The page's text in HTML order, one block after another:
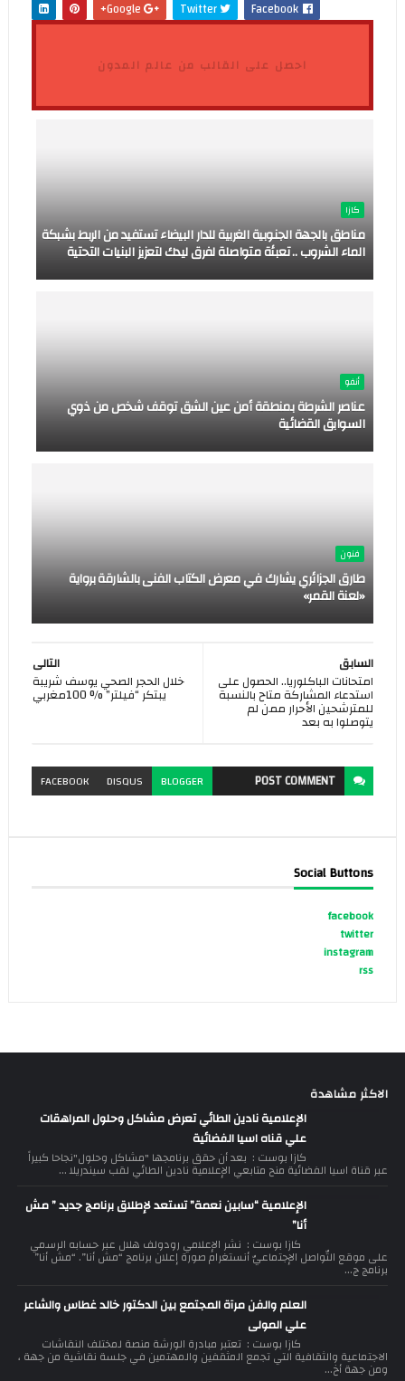
Facebook
Twitter
احصل على القالب من عالم المدون
كازا
مناطق بالجهة الجنوبية الغربية للدار البيضاء تستفيد من الربط بشبكة
الماء الشروب .. تعبئة متواصلة لفرق ليدك لتعزيز البنيات التحتية
أنفو
عناصر الشرطة بمنطقة أمن عين الشق توقف شخص من ذوي
السوابق القضائية
فنون
طارق الجزائري يشارك في معرض الكتاب الفنى بالشارقة برواية
«لعنة القمر»
التالى
خلال الحجر الصحي يوسف شريبة
يبتكر “فيلتر” % 100مغربي
السابق
امتحانات الباكلوريا.. الحصول على
استدعاء المشاركة متاح بالنسبة
للمترشحين الأحرار ممن لم
يتوصلوا به بعد
POSTCOMMENT
BLOGGER
DISQUS
FACEBOOK
Social Buttons
facebook
twitter
instagram
rss
الاكثر مشاهدة
الإعلامية نادين الطائي تعرض مشاكل وحلول المراهقات
علي قناه اسيا الفضائية
كازا بوست : بعد أن حقق برنامجها "مشاكل وحلول"نجاحا كبيراً
عبر قناة اسيا الفضائية منح متابعي الإعلامية نادين الطائي لقب سيندريلا ...
الإعلامية “سابين نعمة” تستعد لإطلاق برنامج جديد ” مش
أنا”
كازا بوست : نشر الإعلامي رودولف هلال عبر حسابه الرسمي
على موقع التّواصل الإجتماعيّ أنستغرام صورة إعلان برنامج “مش أنا”. “مش أنا”
برنامج ج...
العلم والفن مرآة المجتمع بين الدكتور خالد غطاس والشاعر
علي المولى
كازا بوست : تعتبر مبادرة الورشة منصة لمختلف النقاشات
الاجتماعية والثقافية التي تجمع المثقفين والمهتمين في جلسة نقاشية من جهة ،
ومن جهة أخ...